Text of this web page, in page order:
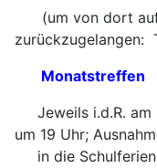
(um von dort auf
zurückzugelangen:
Monatstreffen
Jeweils i.d.R. am
um 19 Uhr;
in die